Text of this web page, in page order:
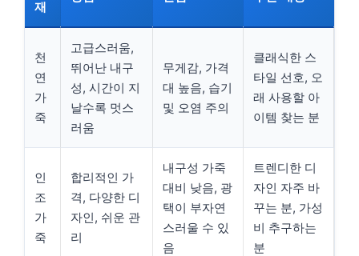
재
천
연
가
죽
고급스러움,
뛰어난 내구
성, 시간이 지
날수록 멋스
러움
무게감, 가격
대 높음, 습기
및 오염 주의
클래식한 스
타일 선호, 오
래 사용할 아
이템 찾는 분
인
조
가
죽
합리적인 가
격, 다양한 디
자인, 쉬운 관
리
내구성 가죽
대비 낮음, 광
택이 부자연
스러울 수 있
음
트렌디한 디
자인 자주 바
꾸는 분, 가성
비 추구하는
분